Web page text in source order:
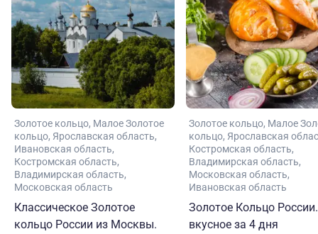
Золотое кольцо Малое Золотое
кольцо Ярославская область
Ивановская область
Костромская область
Владимирская область
Московская область
Классическое Золотое
кольцо России из Москвы.
Золотое кольцо Малое
кольцо Ярославская
Костромская область
Владимирская область
Московская область
Ивановская область
Золотое Кольцо
вкусное за 4 дня